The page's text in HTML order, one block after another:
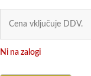
Cena vključuje DDV.
Ni na zalogi